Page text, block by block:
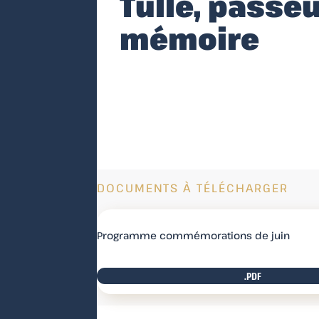
mémoire
DOCUMENTS À TÉLÉCHARGER
Programme commémorations de juin
.PDF